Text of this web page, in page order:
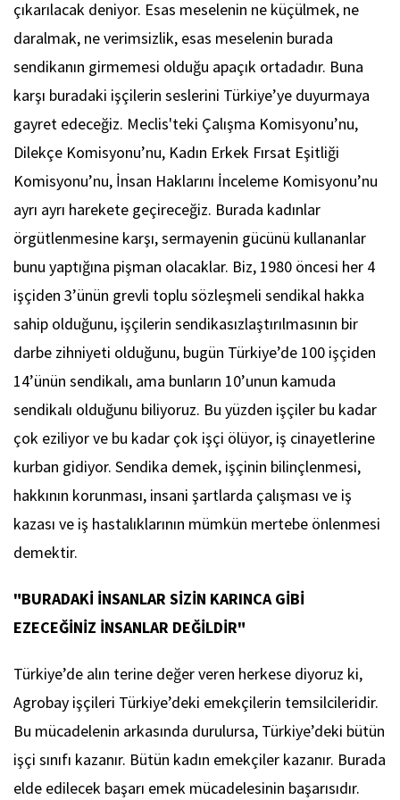
çıkarılacak deniyor. Esas meselenin ne küçülmek, ne
daralmak, ne verimsizlik, esas meselenin burada
sendikanın girmemesi olduğu apaçık ortadadır. Buna
karşı buradaki işçilerin seslerini Türkiye’ye duyurmaya
gayret edeceğiz. Meclis'teki Çalışma Komisyonu’nu,
Dilekçe Komisyonu’nu, Kadın Erkek Fırsat Eşitliği
Komisyonu’nu, İnsan Haklarını İnceleme Komisyonu’nu
ayrı ayrı harekete geçireceğiz. Burada kadınlar
örgütlenmesine karşı, sermayenin gücünü kullananlar
bunu yaptığına pişman olacaklar. Biz, 1980 öncesi her 4
işçiden 3’ünün grevli toplu sözleşmeli sendikal hakka
sahip olduğunu, işçilerin sendikasızlaştırılmasının bir
darbe zihniyeti olduğunu, bugün Türkiye’de 100 işçiden
14’ünün sendikalı, ama bunların 10’unun kamuda
sendikalı olduğunu biliyoruz. Bu yüzden işçiler bu kadar
çok eziliyor ve bu kadar çok işçi ölüyor, iş cinayetlerine
kurban gidiyor. Sendika demek, işçinin bilinçlenmesi,
hakkının korunması, insani şartlarda çalışması ve iş
kazası ve iş hastalıklarının mümkün mertebe önlenmesi
demektir.
"BURADAKİ İNSANLAR SİZİN KARINCA GİBİ
EZECEĞİNİZ İNSANLAR DEĞİLDİR"
Türkiye’de alın terine değer veren herkese diyoruz ki,
Agrobay işçileri Türkiye’deki emekçilerin temsilcileridir.
Bu mücadelenin arkasında durulursa, Türkiye’deki bütün
işçi sınıfı kazanır. Bütün kadın emekçiler kazanır. Burada
elde edilecek başarı emek mücadelesinin başarısıdır.